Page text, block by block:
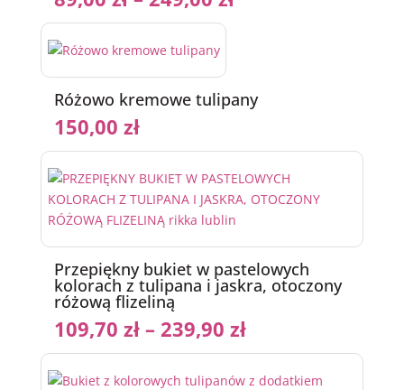
Różowo kremowe tulipany
150,00 zł
Przepiękny bukiet w pastelowych
kolorach z tulipana i jaskra, otoczony
różową flizeliną
109,70 zł– 239,90 zł